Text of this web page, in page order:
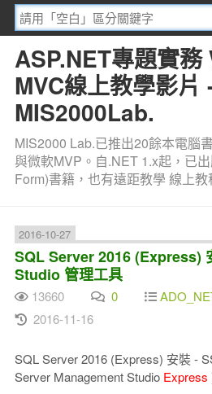
ASP.NET專題實
MVC線上教學影片
MIS2000Lab.
MIS2000 Lab.已推出20餘本電腦
與微軟MVP。自.NET 1.x起，已
Form)書籍，也有遠距教學 線上教
2016-10-27
SQL Server 2016 (Express)
Studio 管理工具
13660 0
2016-11-16
SQL Server 2016 (Express) 安裝 -
Server Management Studio Express